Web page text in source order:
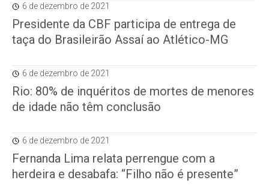
6 de dezembro de 2021
Presidente da CBF participa de entrega de
taça do Brasileirão Assaí ao Atlético-MG
6 de dezembro de 2021
Rio: 80% de inquéritos de mortes de menores
de idade não têm conclusão
6 de dezembro de 2021
Fernanda Lima relata perrengue com a
herdeira e desabafa: “Filho não é presente”